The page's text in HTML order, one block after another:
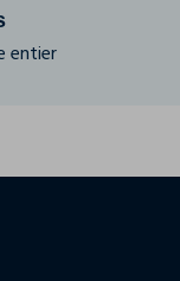
entier